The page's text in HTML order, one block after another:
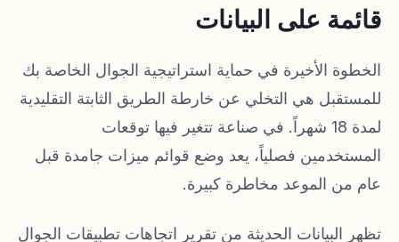
قائمة على البيانات
الخطوة الأخيرة في حماية استراتيجية الجوال الخاصة بك
للمستقبل هي التخلي عن خارطة الطريق الثابتة التقليدية
لمدة 18 شهراً. في صناعة تتغير فيها توقعات
المستخدمين فصلياً، يعد وضع قوائم ميزات جامدة قبل
عام من الموعد مخاطرة كبيرة.
تظهر البيانات الحديثة من تقرير اتجاهات تطبيقات الجوال